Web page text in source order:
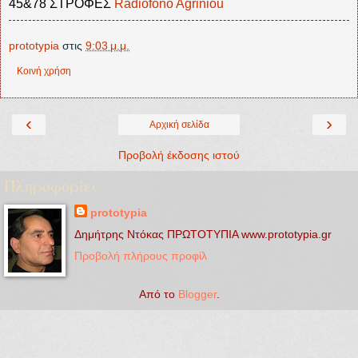
45&78 ΣΤΡΟΦΕΣ Radiofono Agriniou
prototypia στις 9:03 μ.μ.
Κοινή χρήση
‹ ›
Αρχική σελίδα
Προβολή έκδοσης ιστού
Πληροφορίες
prototypia
Δημήτρης Ντόκας ΠΡΩΤΟΤΥΠΙΑ www.prototypia.gr
Προβολή πλήρους προφίλ
Από το Blogger.